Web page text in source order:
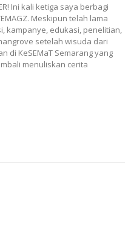
Ini kali ketiga saya berbagi
Meskipun telah lama
kampanye, edukasi, penelitian,
setelah wisuda dari
di KeSEMaT Semarang yang
menuliskan cerita